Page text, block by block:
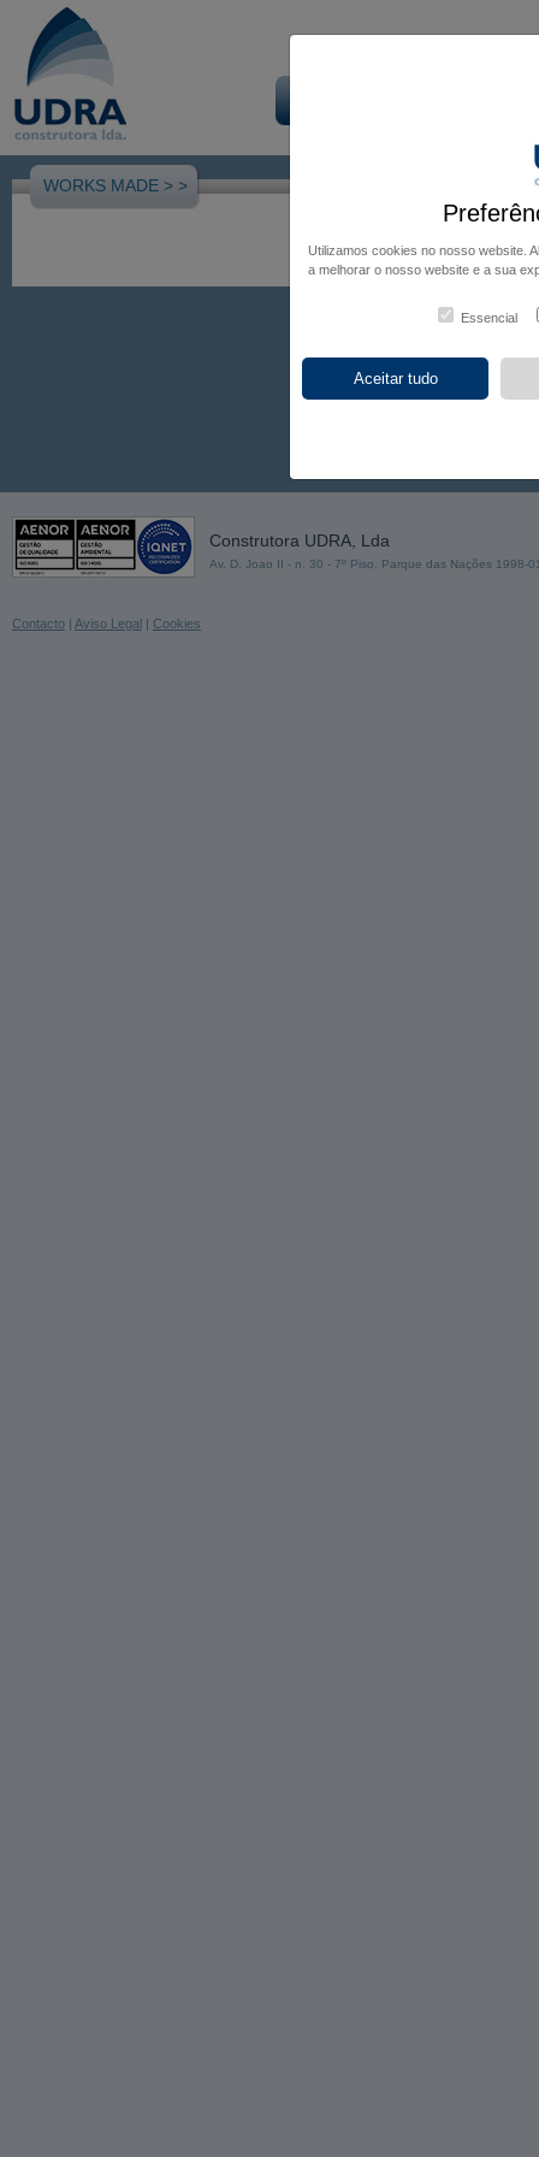
Utilizamos cookies no nosso website.
a melhorar o nosso website e a sua
Essencial
WORKS MADE > >
Construtora UDRA, Lda
Av. D. Joao II - n. 30 - 7º Piso, Parque das Nações
Contacto | Aviso Legal | Cookies